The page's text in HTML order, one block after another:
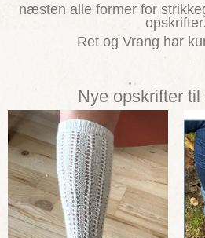
næsten alle former for
Ret og Vrang har
Nye opskrifter